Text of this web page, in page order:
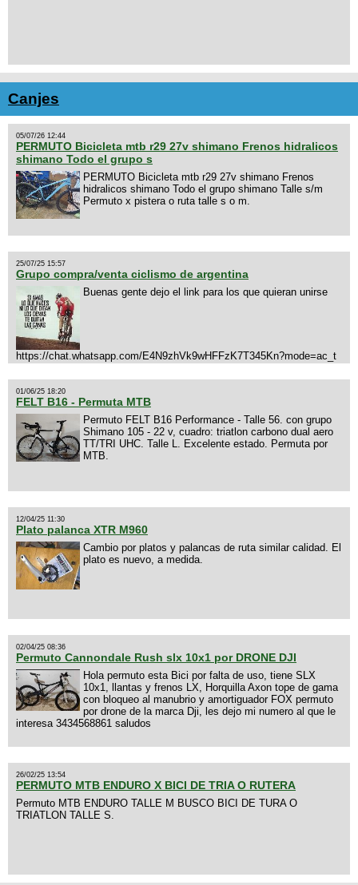
Canjes
05/07/26 12:44
PERMUTO Bicicleta mtb r29 27v shimano Frenos hidralicos
shimano Todo el grupo s
PERMUTO Bicicleta mtb r29 27v shimano Frenos
hidralicos shimano Todo el grupo shimano Talle s/m
Permuto x pistera o ruta talle s o m.
25/07/25 15:57
Grupo compra/venta ciclismo de argentina
Buenas gente dejo el link para los que quieran unirse
https://chat.whatsapp.com/E4N9zhVk9wHFFzK7T345Kn?mode=ac_t
01/06/25 18:20
FELT B16 - Permuta MTB
Permuto FELT B16 Performance - Talle 56. con grupo
Shimano 105 - 22 v, cuadro: triatlon carbono dual aero
TT/TRI UHC. Talle L. Excelente estado. Permuta por
MTB.
12/04/25 11:30
Plato palanca XTR M960
Cambio por platos y palancas de ruta similar calidad. El
plato es nuevo, a medida.
02/04/25 08:36
Permuto Cannondale Rush slx 10x1 por DRONE DJI
Hola permuto esta Bici por falta de uso, tiene SLX
10x1, llantas y frenos LX, Horquilla Axon tope de gama
con bloqueo al manubrio y amortiguador FOX permuto
por drone de la marca Dji, les dejo mi numero al que le
interesa 3434568861 saludos
26/02/25 13:54
PERMUTO MTB ENDURO X BICI DE TRIA O RUTERA
Permuto MTB ENDURO TALLE M BUSCO BICI DE TURA O
TRIATLON TALLE S.